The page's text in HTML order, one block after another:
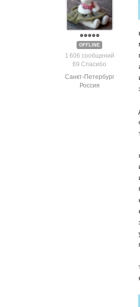
OFFLINE
1 606 сообщений
69 Спасибо
Санкт-Петербург
Россия